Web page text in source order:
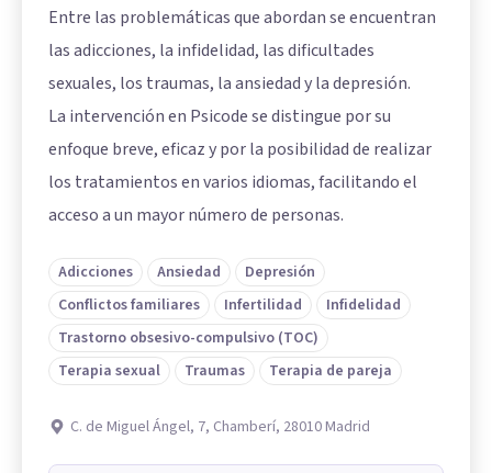
Entre las problemáticas que abordan se encuentran
las adicciones, la infidelidad, las dificultades
sexuales, los traumas, la ansiedad y la depresión.
La intervención en Psicode se distingue por su
enfoque breve, eficaz y por la posibilidad de realizar
los tratamientos en varios idiomas, facilitando el
acceso a un mayor número de personas.
Adicciones Ansiedad
Depresión
Conflictos familiares
Infertilidad
Infidelidad
Trastorno obsesivo-compulsivo (TOC)
Terapia sexual
Traumas Terapia de pareja
C. de Miguel Ángel, 7, Chamberí, 28010 Madrid